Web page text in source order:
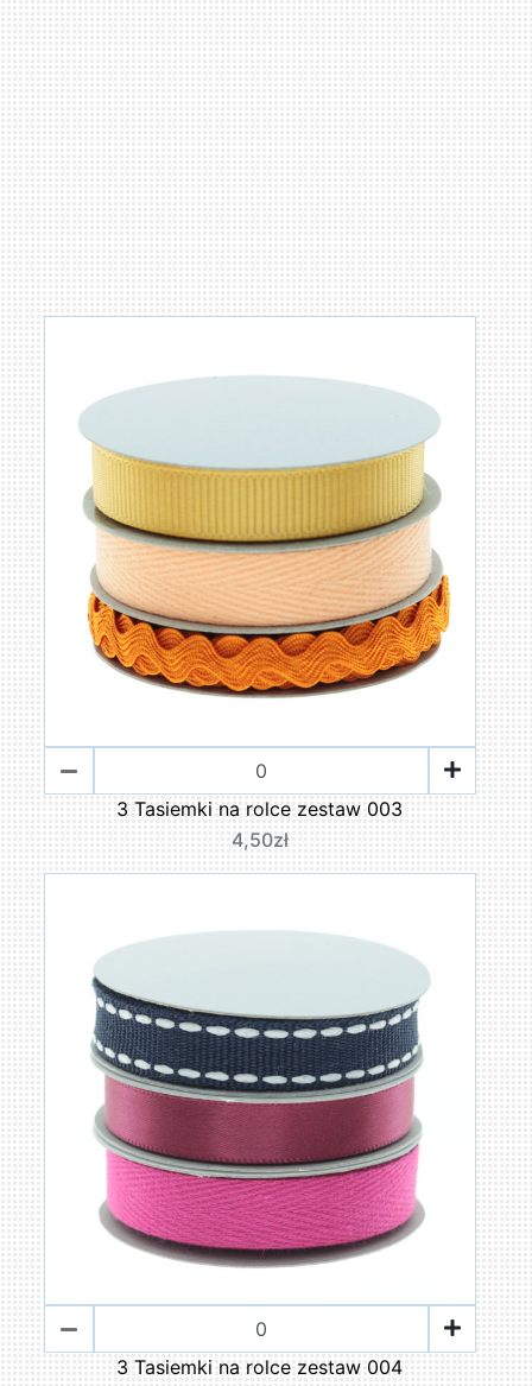
3 Tasiemki na rolce zestaw 003
4,50zł
3 Tasiemki na rolce zestaw 004